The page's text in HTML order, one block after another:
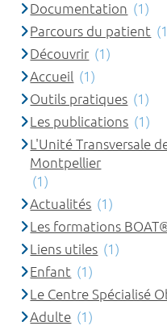
Documentation (1)
Parcours du patient
Découvrir (1)
Accueil (1)
Outils pratiques (1)
Les publications (1)
L'Unité Transversale
Montpellier
(1)
Actualités (1)
Les formations
Liens utiles (1)
Enfant (1)
Le Centre Spécialisé
Adulte (1)